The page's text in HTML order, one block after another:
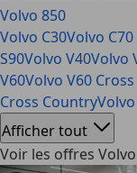
Volvo 850
Volvo C30Volvo
S90Volvo V40Volvo
V60Volvo V60
Cross CountryVolvo
Afficher tout
Voir les offres Volvo